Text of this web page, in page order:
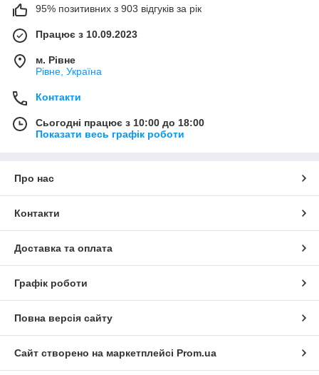
95% позитивних з 903 відгуків за рік
Працює з 10.09.2023
м. Рівне
Рівне, Україна
Контакти
Сьогодні працює з 10:00 до 18:00
Показати весь графік роботи
Про нас
Контакти
Доставка та оплата
Графік роботи
Повна версія сайту
Сайт створено на маркетплейсі Prom.ua